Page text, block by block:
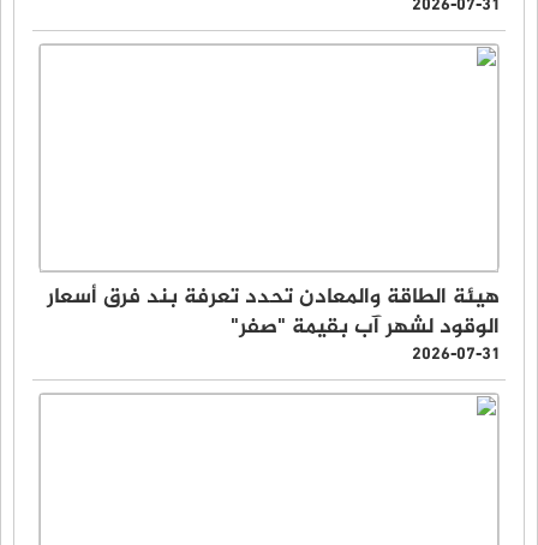
هيئة الطاقة والمعادن تحدد تعرفة بند فرق أسعار
الوقود لشهر آب بقيمة "صفر"
2026-07-31